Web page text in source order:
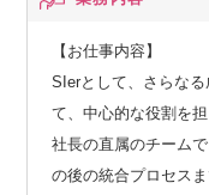
【お仕事内容】
SIerとして、さらな
て、中心的な役割を
社長の直属のチーム
の後の統合プロセス